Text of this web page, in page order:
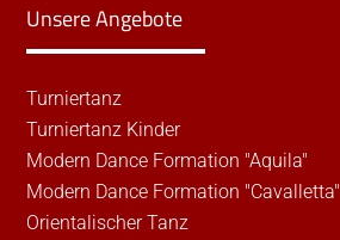
Unsere Angebote
Turniertanz
Turniertanz Kinder
Modern Dance Formation "Aquila"
Modern Dance Formation "Cavalletta"
Orientalischer Tanz